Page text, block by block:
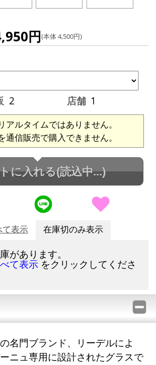
円(本体 4,500円)
2 店舗 1
アルタイムではありません。
通信販売で購入できません。
に入れる(読込中...)
て表示 在庫切のみ表示
があります。
て表示 をクリックしてくださ
名門ブランド、リーデルによ
ニュ専用に設計されたグラスで